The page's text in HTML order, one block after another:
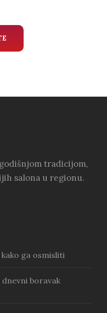
tradicijom,
salona u regionu.
ga osmisliti
boravak